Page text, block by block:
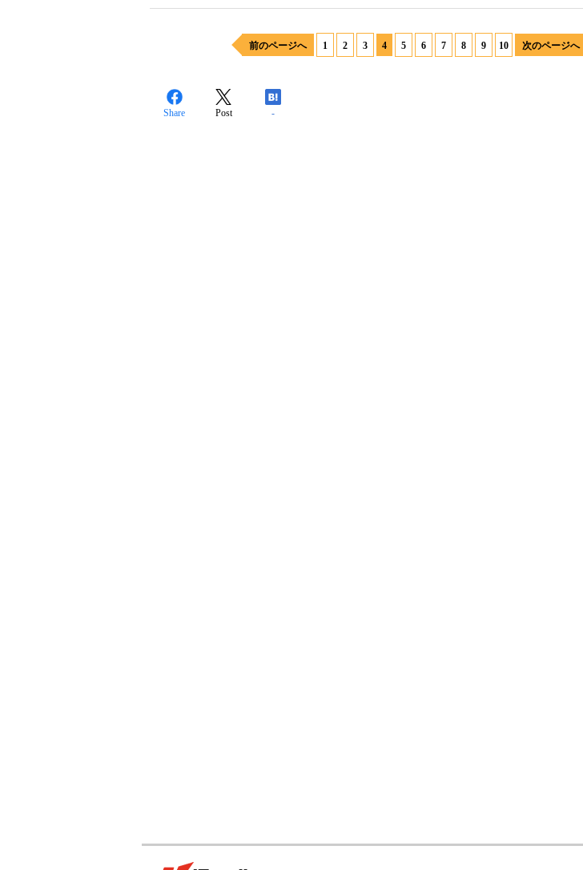
前のページへ 1 2 3 4 5 6 7 8 9 10 次のページへ
Share Post -